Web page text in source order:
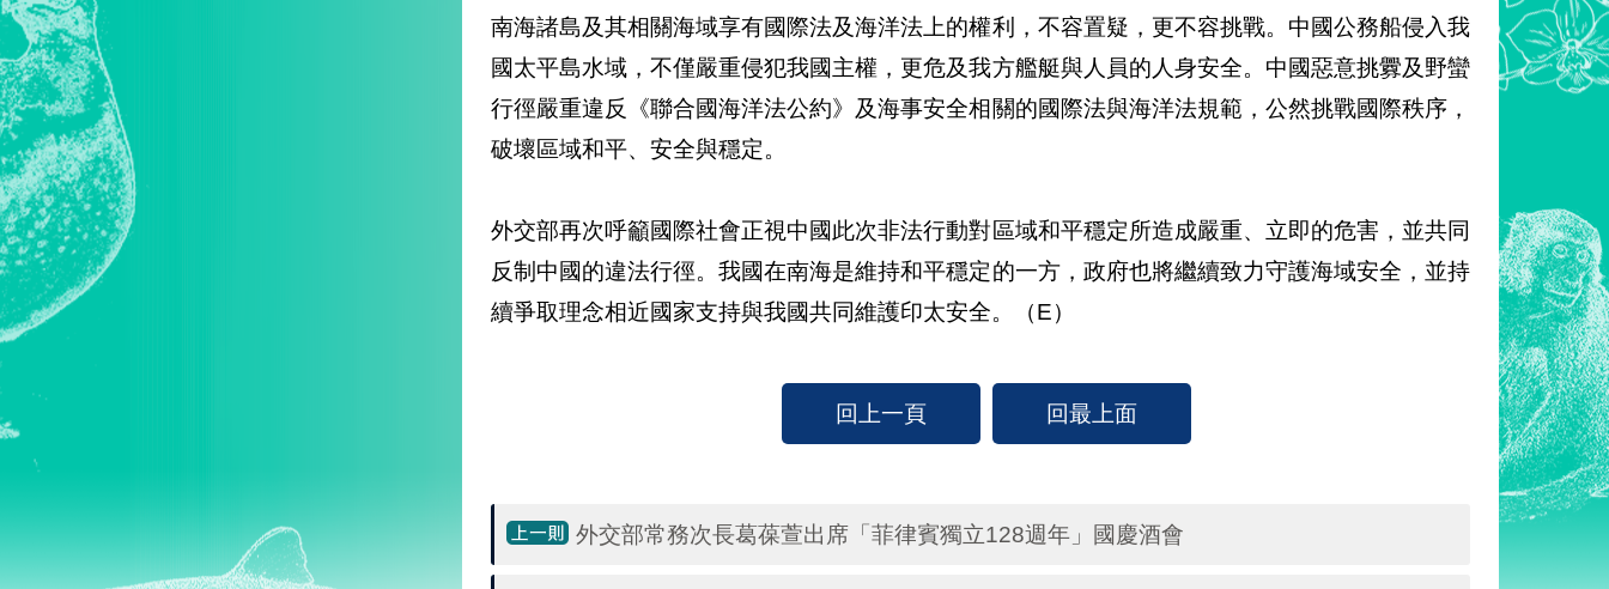
南海諸島及其相關海域享有國際法及海洋法上的權利，不容置疑，更不容挑戰。中國公務船侵入我
國太平島水域，不僅嚴重侵犯我國主權，更危及我方艦艇與人員的人身安全。中國惡意挑釁及野蠻
行徑嚴重違反《聯合國海洋法公約》及海事安全相關的國際法與海洋法規範，公然挑戰國際秩序，
破壞區域和平、安全與穩定。
外交部再次呼籲國際社會正視中國此次非法行動對區域和平穩定所造成嚴重、立即的危害，並共同
反制中國的違法行徑。我國在南海是維持和平穩定的一方，政府也將繼續致力守護海域安全，並持
續爭取理念相近國家支持與我國共同維護印太安全。（E）
回上一頁 回最上面
外交部常務次長葛葆萱出席「菲律賓獨立128週年」國慶酒會